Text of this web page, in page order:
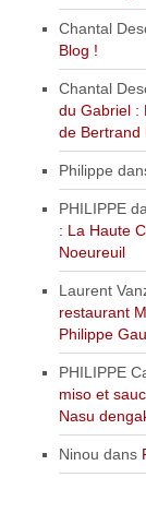
Chantal
Blog !
Chantal
du Gabriel :
de Bertrand
Philippe
PHILIPPE
: La Haute
Noeureuil
Laurent
restaurant
Philippe
PHILIPPE
miso et
Nasu
Ninou dans